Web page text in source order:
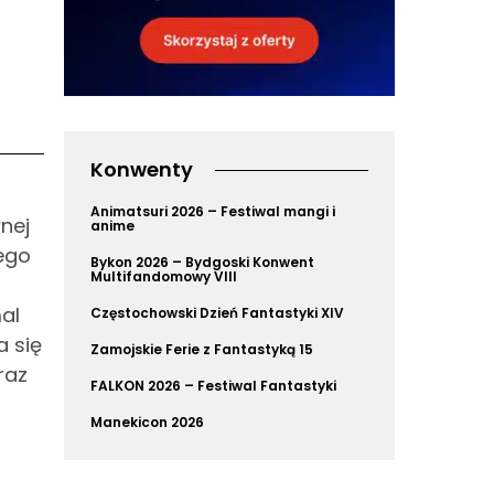
się
Konwenty
Animatsuri 2026 – Festiwal mangi i
anime
Bykon 2026 – Bydgoski Konwent
Multifandomowy VIII
Częstochowski Dzień Fantastyki XIV
Zamojskie Ferie z Fantastyką 15
FALKON 2026 – Festiwal Fantastyki
Manekicon 2026